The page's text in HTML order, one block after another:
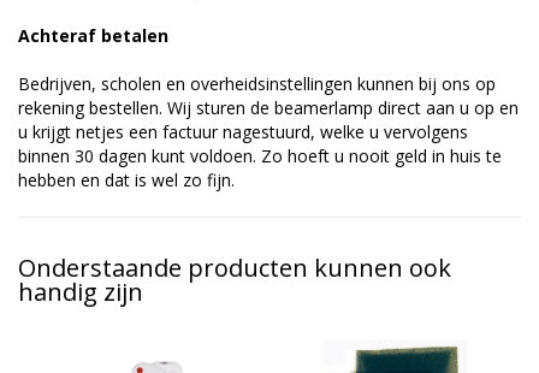
Achteraf betalen
Bedrijven, scholen en overheidsinstellingen kunnen bij ons op
rekening bestellen. Wij sturen de beamerlamp direct aan u op en
u krijgt netjes een factuur nagestuurd, welke u vervolgens
binnen 30 dagen kunt voldoen. Zo hoeft u nooit geld in huis te
hebben en dat is wel zo fijn.
Onderstaande producten kunnen ook
handig zijn